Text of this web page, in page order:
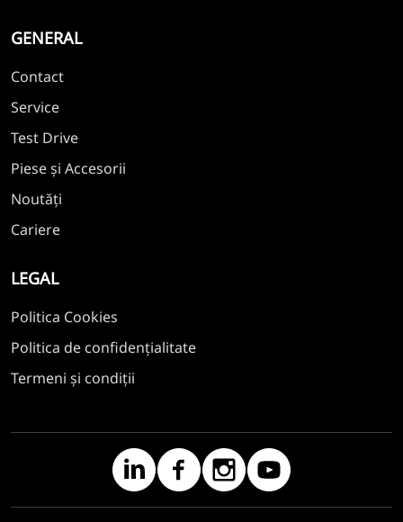
GENERAL
Contact
Service
Test Drive
Piese și Accesorii
Noutăți
Cariere
LEGAL
Politica Cookies
Politica de confidențialitate
Termeni și condiții